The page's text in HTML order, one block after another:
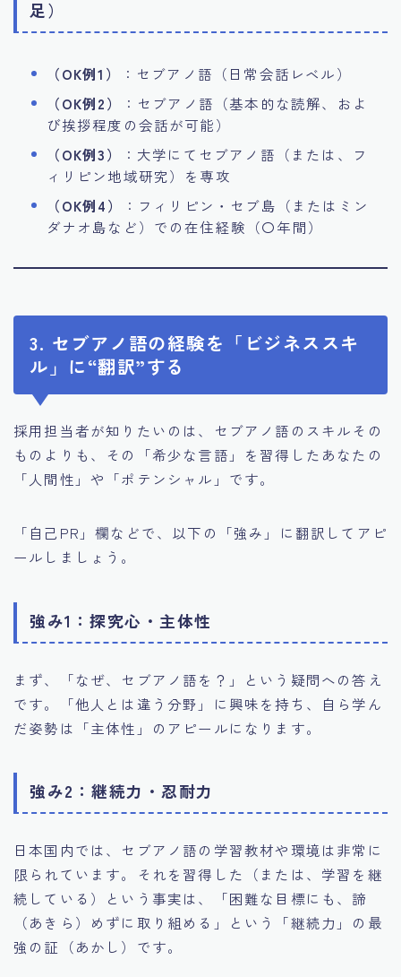
足）
（OK例1）
：セブアノ語（日常会話レベル）
（OK例2）
：セブアノ語（基本的な読解、およ
び挨拶程度の会話が可能）
（OK例3）
：大学にてセブアノ語（または、フ
ィリピン地域研究）を専攻
（OK例4）
：フィリピン・セブ島（またはミン
ダナオ島など）での在住経験（〇年間）
3. セブアノ語の経験を「ビジネススキ
ル」に“翻訳”する
採用担当者が知りたいのは、セブアノ語のスキルその
ものよりも、その「希少な言語」を習得したあなたの
「人間性」や「ポテンシャル」です。
「自己PR」欄などで、以下の「強み」に翻訳してアピ
ールしましょう。
強み1：探究心・主体性
まず、「なぜ、セブアノ語を？」という疑問への答え
です。「他人とは違う分野」に興味を持ち、自ら学ん
だ姿勢は「主体性」のアピールになります。
強み2：継続力・忍耐力
日本国内では、セブアノ語の学習教材や環境は非常に
限られています。それを習得した（または、学習を継
続している）という事実は、「困難な目標にも、諦
（あきら）めずに取り組める」という「継続力」の最
強の証（あかし）です。